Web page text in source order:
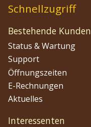
Schnellzugriff
Bestehende Kunden
Status & Wartung
Support
Öffnungszeiten
E-Rechnungen
Aktuelles
Interessenten